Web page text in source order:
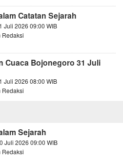
Catatan Sejarah
Juli 2026 09:00 WIB
Redaksi
Cuaca Bojonegoro 31 Juli
Juli 2026 08:00 WIB
Redaksi
Sejarah
Juli 2026 09:00 WIB
Redaksi